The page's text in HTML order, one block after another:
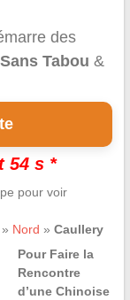
des
Sans Tabou &
54 s *
pour voir
» Nord » Caullery
Pour Faire la
Rencontre
d’une Chinoise